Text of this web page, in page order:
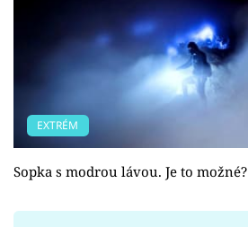
EXTRÉM
Sopka s modrou lávou. Je to možné?